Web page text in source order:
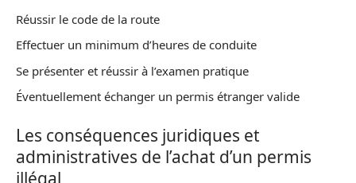
Réussir le code de la route
Effectuer un minimum d’heures de conduite
Se présenter et réussir à l’examen pratique
Éventuellement échanger un permis étranger valide
Les conséquences juridiques et
administratives de l’achat d’un permis
illégal